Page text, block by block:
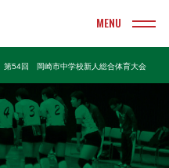
ヤングクラブ
第54回 岡崎市中学校新人総合体育大会